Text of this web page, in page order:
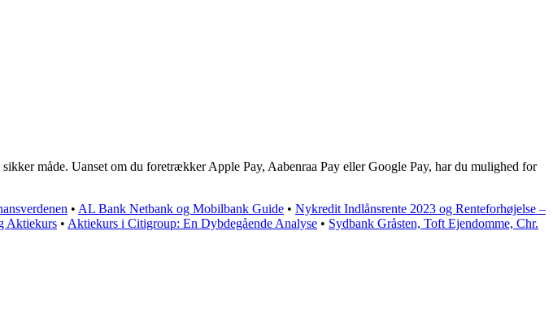
måde. Uanset om du foretrækker Apple Pay, Aabenraa Pay eller Google Pay, har du mulighed for
• AL Bank Netbank og Mobilbank Guide • Nykredit Indlånsrente 2023 og Renteforhøjelse –
Aktiekurs • Aktiekurs i Citigroup: En Dybdegående Analyse • Sydbank Gråsten, Toft Ejendomme, Chr.